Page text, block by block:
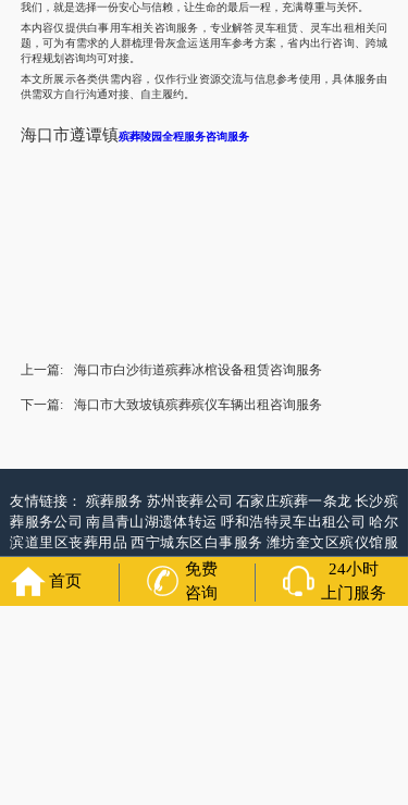
我们，就是选择一份安心与信赖，让生命的最后一程，充满尊重与关怀。
本内容仅提供白事用车相关咨询服务，专业解答灵车租赁、灵车出租相关问
题，可为有需求的人群梳理骨灰盒运送用车参考方案，省内出行咨询、跨城
行程规划咨询均可对接。
本文所展示各类供需内容，仅作行业资源交流与信息参考使用，具体服务由
供需双方自行沟通对接、自主履约。
海口市遵谭镇殡葬陵园全程服务咨询服务
上一篇: 海口市白沙街道殡葬冰棺设备租赁咨询服务
下一篇: 海口市大致坡镇殡葬殡仪车辆出租咨询服务
友情链接： 殡葬服务 苏州丧葬公司石家庄殡葬一条龙长沙殡
葬服务公司南昌青山湖遗体转运 呼和浩特灵车出租公司哈尔
滨道里区丧葬用品西宁城东区白事服务潍坊奎文区殡仪馆服
务乳山寿衣店铺杭州上城区灵堂布置沈阳浑南区殡葬平台中
国墓地网中国非急救转运网网站建设 中国殡葬一条龙网 中国
救护车网葬花店葬花服务网
首页
免费
咨询
24小时
上门服务